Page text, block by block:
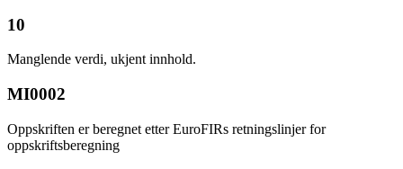
10
Manglende verdi, ukjent innhold.
MI0002
Oppskriften er beregnet etter EuroFIRs retningslinjer for
oppskriftsberegning